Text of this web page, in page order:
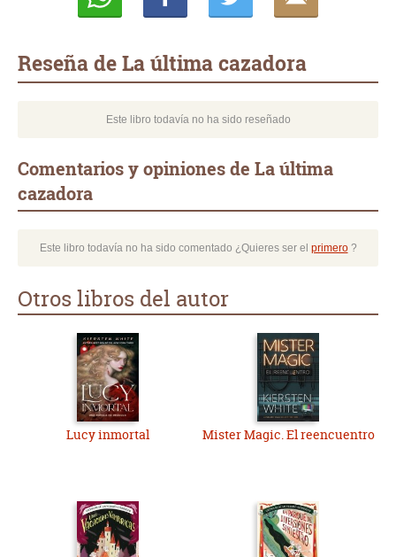
Reseña de La última cazadora
Este libro todavía no ha sido reseñado
Comentarios y opiniones de La última
cazadora
Este libro todavía no ha sido comentado ¿Quieres ser el primero?
Otros libros del autor
Lucy inmortal Mister Magic. El reencuentro